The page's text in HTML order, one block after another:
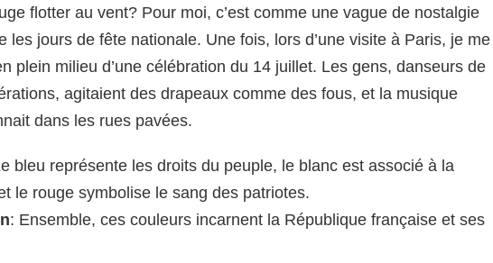
flotter au vent? Pour moi, c’est comme une vague de nostalgie
les jours de fête nationale. Une fois, lors d’une visite à Paris, je me
plein milieu d’une célébration du 14 juillet. Les gens, danseurs de
agitaient des drapeaux comme des fous, et la musique
dans les rues pavées.
bleu représente les droits du peuple, le blanc est associé à la
le rouge symbolise le sang des patriotes.
: Ensemble, ces couleurs incarnent la République française et ses